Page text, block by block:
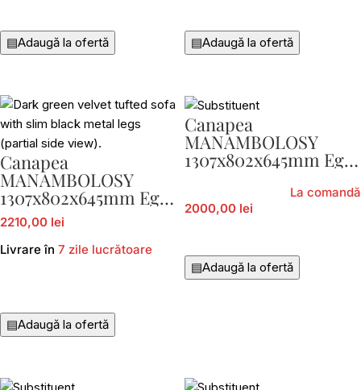
▤Adaugă la ofertă ▤Adaugă la ofertă
Canapea
MANAMBOLOSY
1307x802x645mm Eglo
424971-26
2210,00 lei
Livrare în 7 zile lucrătoare
▤Adaugă la ofertă
Canapea
MANAMBOLOSY
1307x802x645mm Eglo
2000,00 lei
La comandă
▤Adaugă la ofertă